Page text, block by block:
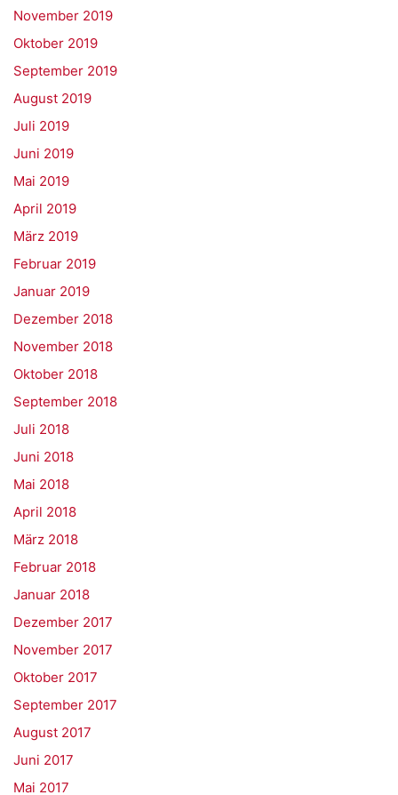
November 2019
Oktober 2019
September 2019
August 2019
Juli 2019
Juni 2019
Mai 2019
April 2019
März 2019
Februar 2019
Januar 2019
Dezember 2018
November 2018
Oktober 2018
September 2018
Juli 2018
Juni 2018
Mai 2018
April 2018
März 2018
Februar 2018
Januar 2018
Dezember 2017
November 2017
Oktober 2017
September 2017
August 2017
Juni 2017
Mai 2017